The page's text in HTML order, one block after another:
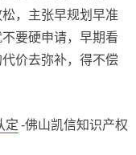
，主张早规划早准
要硬申请，早期看
价去弥补，得不偿
定 -佛山凯信知识产权